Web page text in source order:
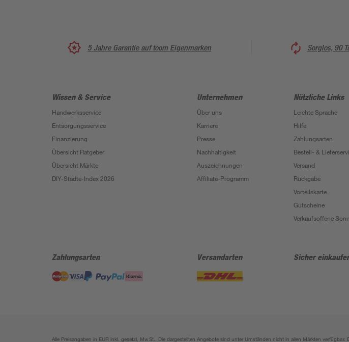
5 Jahre Garantie auf toom Eigenmarken Sorglos, 90
Wissen & Service
Handwerksservice
Entsorgungsservice
Finanzierung
Übersicht Ratgeber
Übersicht Märkte
DIY-Städte-Index 2026
Unternehmen
Über uns
Karriere
Presse
Nachhaltigkeit
Auszeichnungen
Affiliate-Programm
Nützliche Links
Leichte Sprache
Hilfe
Zahlungsarten
Bestell- &
Versand
Rückgabe
Vorteilskarte
Gutscheine
Verkaufsoffene
Zahlungsarten Versandarten Sicher
Alle Preisangaben in EUR inkl. gesetzl. MwSt.. Die dargestellten Angebote sind unter Umständen nicht in allen Märkten